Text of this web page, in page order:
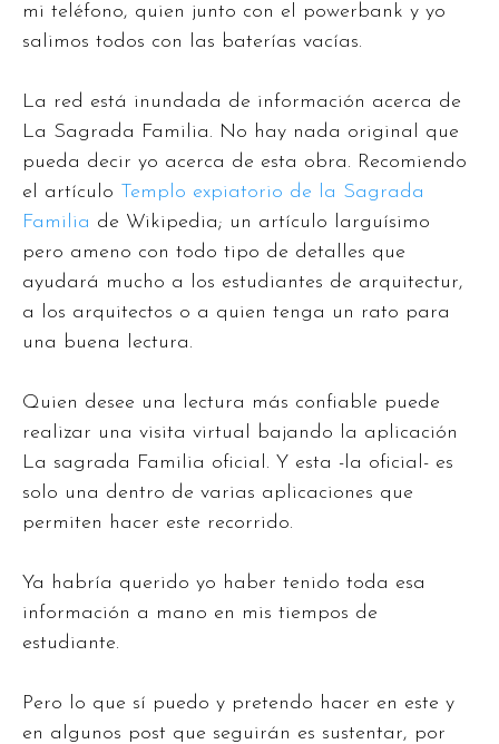
mi teléfono, quien junto con el powerbank y yo
salimos todos con las baterías vacías.
La red está inundada de información acerca de
La Sagrada Familia. No hay nada original que
pueda decir yo acerca de esta obra. Recomiendo
el artículo
Templo expiatorio de la Sagrada
Familia de Wikipedia; un artículo larguísimo
pero ameno con todo tipo de detalles que
ayudará mucho a los estudiantes de arquitectur,
a los arquitectos o a quien tenga un rato para
una buena lectura.
Quien desee una lectura más confiable puede
realizar una visita virtual bajando la aplicación
La sagrada Familia oficial. Y esta -la oficial- es
solo una dentro de varias aplicaciones que
permiten hacer este recorrido.
Ya habría querido yo haber tenido toda esa
información a mano en mis tiempos de
estudiante.
Pero lo que sí puedo y pretendo hacer en este y
en algunos post que seguirán es sustentar, por